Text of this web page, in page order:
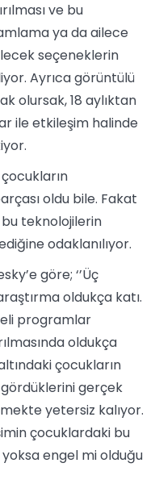
ve bu
ya da ailece
seçeneklerin
Ayrıca görüntülü
olursak, 18 aylıktan
ile etkileşim halinde
oldu bile. Fakat
bu teknolojilerin
odaklanılıyor.
göre; ‘’Üç
oldukça katı.
programlar
oldukça
çocukların
gerçek
yetersiz kalıyor.
çocuklardaki bu
engel mi olduğu